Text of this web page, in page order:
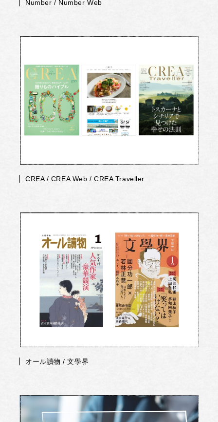
Number / Number Web
CREA / CREA Web / CREA Traveller
オール讀物 / 文學界